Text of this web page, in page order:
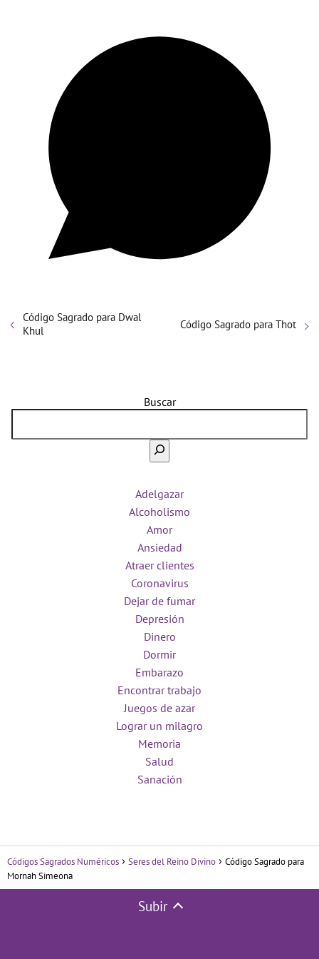
Código Sagrado para Dwal
Khul
Código Sagrado para Thot
Buscar
Adelgazar
Alcoholismo
Amor
Ansiedad
Atraer clientes
Coronavirus
Dejar de fumar
Depresión
Dinero
Dormir
Embarazo
Encontrar trabajo
Juegos de azar
Lograr un milagro
Memoria
Salud
Sanación
Códigos Sagrados Numéricos Seres del Reino Divino
Código Sagrado para
Mornah Simeona
Subir